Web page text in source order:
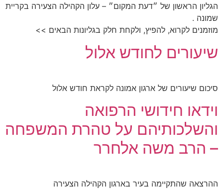
הגליון הראשון של ״דעת המקום״ – עלון הקהילה הצעירה בקריית
שמונה .
מוזמנים לקרוא, להפיץ, ולקחת חלק בגליונות הבאים >>
שיעורים לחודש אלול
סיכום שיעורים של ארגון אמונה לקראת חודש אלול
וידאו חידושי הרפואה
והשלכותיהם על טהרת המשפחה
– הרב משה אלחרר
ההרצאה שהתקיימה בעיר בארגון הקהילה הצעירה